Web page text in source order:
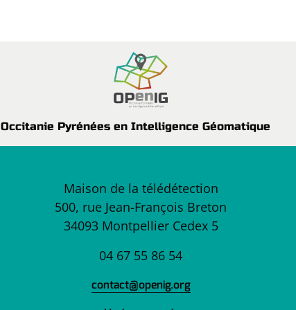
Occitanie Pyrénées en Intelligence Géomatique
Maison de la télédétection
500, rue Jean-François Breton
34093 Montpellier Cedex 5
04 67 55 86 54
contact@openig.org